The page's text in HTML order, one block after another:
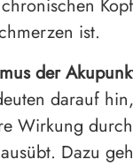
ist.
der
darauf
Wirkung
Dazu